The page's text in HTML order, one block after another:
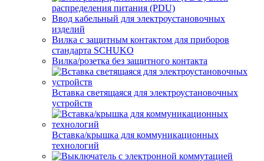
распределения питания (PDU)
Ввод кабельный для электроустановочных
изделий
Вилка с защитным контактом для приборов
стандарта SCHUKO
Вилка/розетка без защитного контакта
Вставка светящаяся для электроустановочных
устройств
Вставка/крышка для коммуникационных
технологий